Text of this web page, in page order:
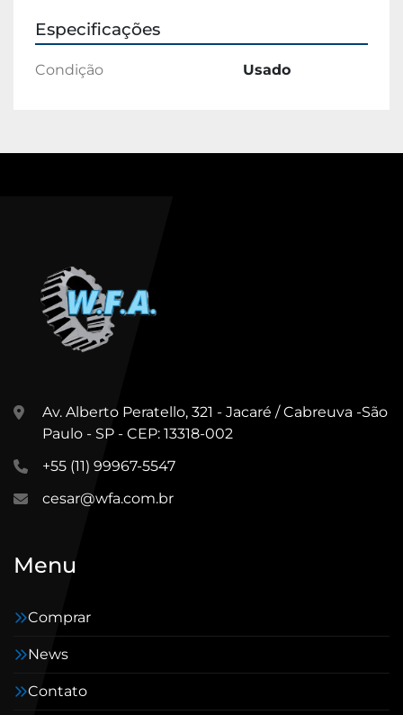
Especificações
Condição Usado
Av. Alberto Peratello, 321 - Jacaré / Cabreuva -São
Paulo - SP - CEP: 13318-002
+55 (11) 99967-5547
cesar@wfa.com.br
Menu
Comprar
News
Contato